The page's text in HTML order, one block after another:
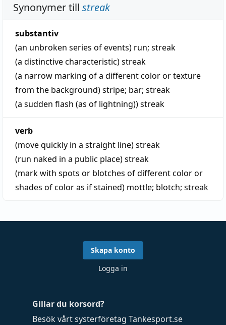
Synonymer till streak
substantiv
(an unbroken series of events) run; streak
(a distinctive characteristic)streak
(a narrow marking of a different color or texture
from the background)stripe; bar; streak
(a sudden flash (as of lightning))streak
verb
(move quickly in a straight line)streak
(run naked in a public place)streak
(mark with spots or blotches of different color or
shades of color as if stained) mottle; blotch; streak
Gillar du korsord?
Besök vårt systerföretag Tankesport.se
Skapa konto
Logga in